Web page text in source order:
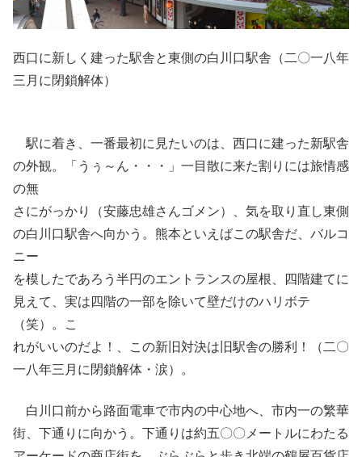
西口に新しく建った駅舎と東側の白川口駅舎（二〇一八年
三月に閉鎖解体）
駅に着き、一番最初に見たいのは、西口に建った新駅舎
の外観。「うぅ～ん・・・」一目散に来た割りには旅情感
の無
さにがっかり（安藤忠雄さんゴメン）、気を取り直し東側
の白川口駅舎へ向かう。熊本といえばこの駅舎だ、バルコ
ニー
を模したであろう半円のエントランスの屋根、四階建てに
見えて、実は四階の一部を除いて壁だけのハリボテ
（笑）。こ
れがいいのだよ！、この新旧対決は旧駅舎の勝利！（二〇
一八年三月に閉鎖解体・涙）。
白川口前から路面電車で市内の中心地へ、市内一の繁華
街、下通りに向かう。下通りは約五〇〇メートルにわたる